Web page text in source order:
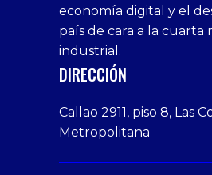
1xbet
deneme
bonusu
veren
tarafbet
giriş
siteler
Tits
Free
Amateur
Porn
Xxx
Indian
Big
economía digital y el
país de cara a la cuarta
industrial.
DIRECCIÓN
Callao 2911, piso 8, Las
Metropolitana